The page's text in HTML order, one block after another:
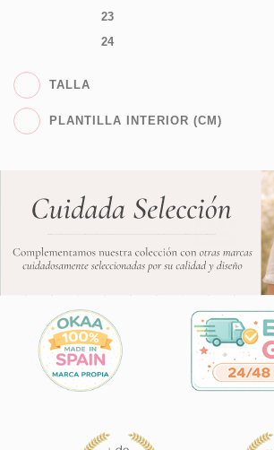
23
24
TALLA
PLANTILLA INTERIOR (CM)